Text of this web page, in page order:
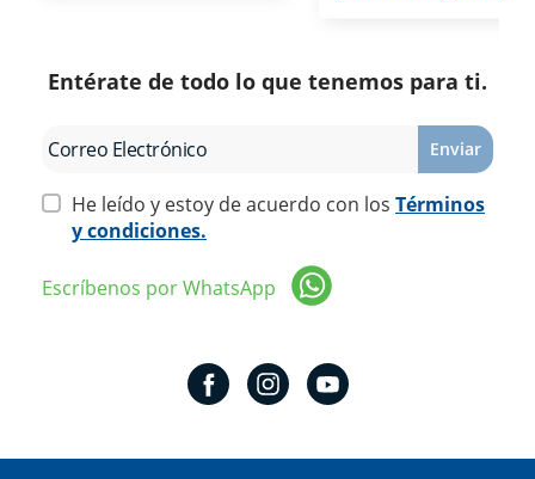
Entérate de todo lo que tenemos para ti.
Enviar
He leído y estoy de acuerdo con los Términos
y condiciones.
Escríbenos por WhatsApp